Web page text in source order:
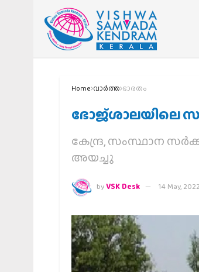
Home വാര്‍ത്ത ഭാരതം
ഭോജ്ശാലയിലെ
കേന്ദ്ര, സംസ്ഥാന
അയച്ചു
byVSK Desk 14 May, 2022